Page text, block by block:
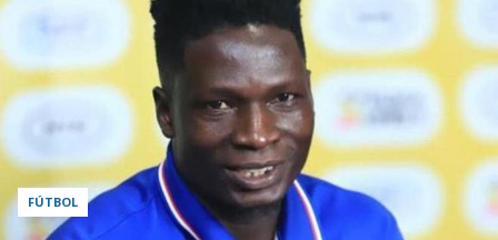
FÚTBOL